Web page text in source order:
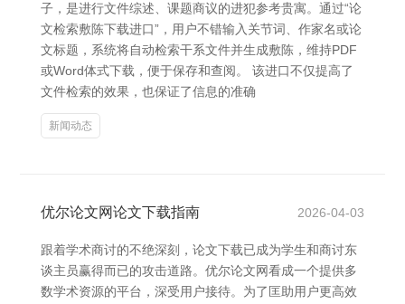
子，是进行文件综述、课题商议的进犯参考贵寓。通过“论
文检索敷陈下载进口”，用户不错输入关节词、作家名或论
文标题，系统将自动检索干系文件并生成敷陈，维持PDF
或Word体式下载，便于保存和查阅。 该进口不仅提高了
文件检索的效果，也保证了信息的准确
新闻动态
优尔论文网论文下载指南 2026-04-03
跟着学术商讨的不绝深刻，论文下载已成为学生和商讨东
谈主员赢得而已的攻击道路。优尔论文网看成一个提供多
数学术资源的平台，深受用户接待。为了匡助用户更高效